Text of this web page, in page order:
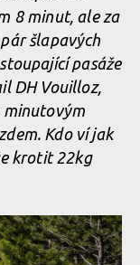
8 minut, ale za
šlapavých
pasáže
DH Vouilloz,
minutovým
Kdo ví jak
krotit 22kg